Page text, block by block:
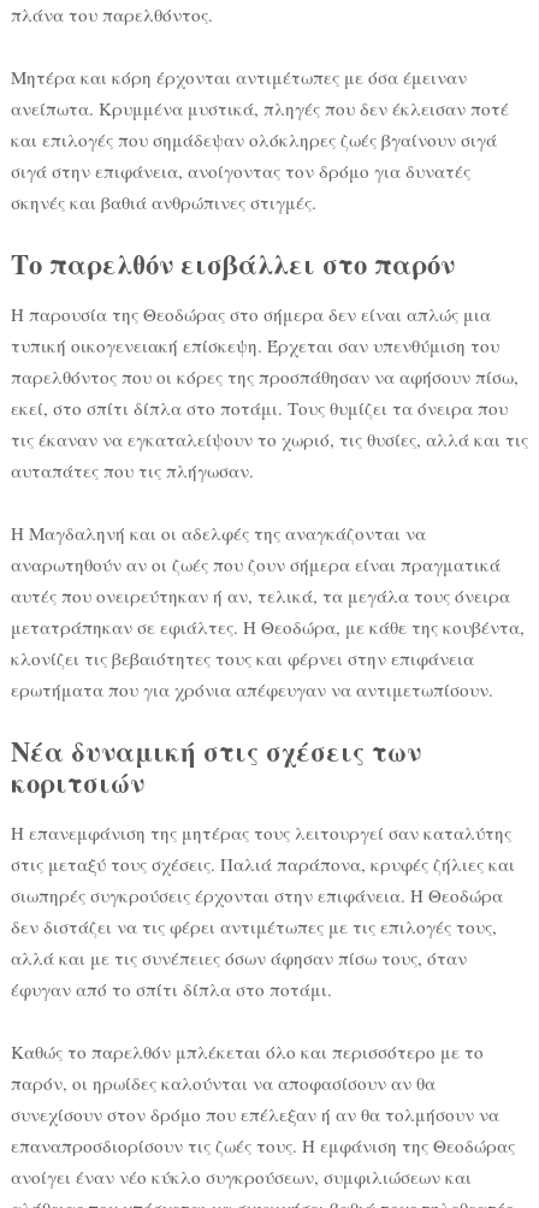
πλάνα του παρελθόντος.
Μητέρα και κόρη έρχονται αντιμέτωπες με όσα έμειναν
ανείπωτα. Κρυμμένα μυστικά, πληγές που δεν έκλεισαν ποτέ
και επιλογές που σημάδεψαν ολόκληρες ζωές βγαίνουν σιγά
σιγά στην επιφάνεια, ανοίγοντας τον δρόμο για δυνατές
σκηνές και βαθιά ανθρώπινες στιγμές.
Το παρελθόν εισβάλλει στο παρόν
Η παρουσία της Θεοδώρας στο σήμερα δεν είναι απλώς μια
τυπική οικογενειακή επίσκεψη. Έρχεται σαν υπενθύμιση του
παρελθόντος που οι κόρες της προσπάθησαν να αφήσουν πίσω,
εκεί, στο σπίτι δίπλα στο ποτάμι. Τους θυμίζει τα όνειρα που
τις έκαναν να εγκαταλείψουν το χωριό, τις θυσίες, αλλά και τις
αυταπάτες που τις πλήγωσαν.
Η Μαγδαληνή και οι αδελφές της αναγκάζονται να
αναρωτηθούν αν οι ζωές που ζουν σήμερα είναι πραγματικά
αυτές που ονειρεύτηκαν ή αν, τελικά, τα μεγάλα τους όνειρα
μετατράπηκαν σε εφιάλτες. Η Θεοδώρα, με κάθε της κουβέντα,
κλονίζει τις βεβαιότητες τους και φέρνει στην επιφάνεια
ερωτήματα που για χρόνια απέφευγαν να αντιμετωπίσουν.
Νέα δυναμική στις σχέσεις των
κοριτσιών
Η επανεμφάνιση της μητέρας τους λειτουργεί σαν καταλύτης
στις μεταξύ τους σχέσεις. Παλιά παράπονα, κρυφές ζήλιες και
σιωπηρές συγκρούσεις έρχονται στην επιφάνεια. Η Θεοδώρα
δεν διστάζει να τις φέρει αντιμέτωπες με τις επιλογές τους,
αλλά και με τις συνέπειες όσων άφησαν πίσω τους, όταν
έφυγαν από το σπίτι δίπλα στο ποτάμι.
Καθώς το παρελθόν μπλέκεται όλο και περισσότερο με το
παρόν, οι ηρωίδες καλούνται να αποφασίσουν αν θα
συνεχίσουν στον δρόμο που επέλεξαν ή αν θα τολμήσουν να
επαναπροσδιορίσουν τις ζωές τους. Η εμφάνιση της Θεοδώρας
ανοίγει έναν νέο κύκλο συγκρούσεων, συμφιλιώσεων και